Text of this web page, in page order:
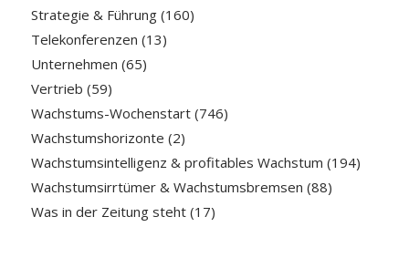
Strategie & Führung(160)
Telekonferenzen (13)
Unternehmen (65)
Vertrieb (59)
Wachstums-Wochenstart(746)
Wachstumshorizonte (2)
Wachstumsintelligenz & profitables Wachstum (194)
Wachstumsirrtümer & Wachstumsbremsen (88)
Was in der Zeitung steht(17)